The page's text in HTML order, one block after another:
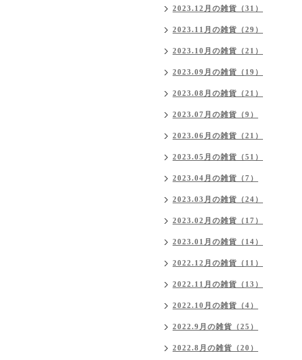
2023.12月の雑貨（31）
2023.11月の雑貨（29）
2023.10月の雑貨（21）
2023.09月の雑貨（19）
2023.08月の雑貨（21）
2023.07月の雑貨（9）
2023.06月の雑貨（21）
2023.05月の雑貨（51）
2023.04月の雑貨（7）
2023.03月の雑貨（24）
2023.02月の雑貨（17）
2023.01月の雑貨（14）
2022.12月の雑貨（11）
2022.11月の雑貨（13）
2022.10月の雑貨（4）
2022.9月の雑貨（25）
2022.8月の雑貨（20）